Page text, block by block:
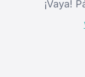
¡Vaya!